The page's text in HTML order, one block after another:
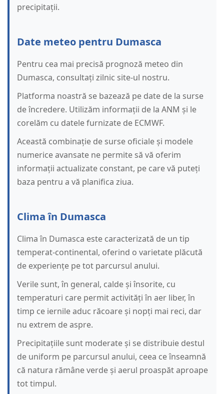
precipitații.
Date meteo pentru Dumasca
Pentru cea mai precisă prognoză meteo din
Dumasca, consultați zilnic site-ul nostru.
Platforma noastră se bazează pe date de la surse
de încredere. Utilizăm informații de la ANM și le
corelăm cu datele furnizate de ECMWF.
Această combinație de surse oficiale și modele
numerice avansate ne permite să vă oferim
informații actualizate constant, pe care vă puteți
baza pentru a vă planifica ziua.
Clima în Dumasca
Clima în Dumasca este caracterizată de un tip
temperat-continental, oferind o varietate plăcută
de experiențe pe tot parcursul anului.
Verile sunt, în general, calde și însorite, cu
temperaturi care permit activități în aer liber, în
timp ce iernile aduc răcoare și nopți mai reci, dar
nu extrem de aspre.
Precipitațiile sunt moderate și se distribuie destul
de uniform pe parcursul anului, ceea ce înseamnă
că natura rămâne verde și aerul proaspăt aproape
tot timpul.